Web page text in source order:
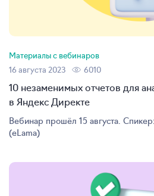
Материалы с вебинаров
16 августа 2023
6010
10 незаменимых отчетов для
в Яндекс Директе
Вебинар прошёл 15 августа.
(eLama)